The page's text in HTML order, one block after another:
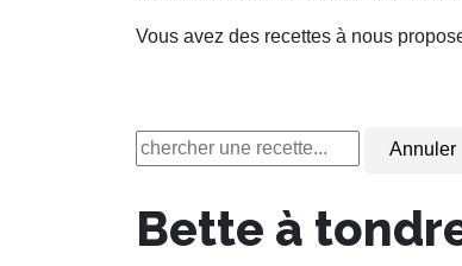
Vous avez des recettes à nous
Bette à